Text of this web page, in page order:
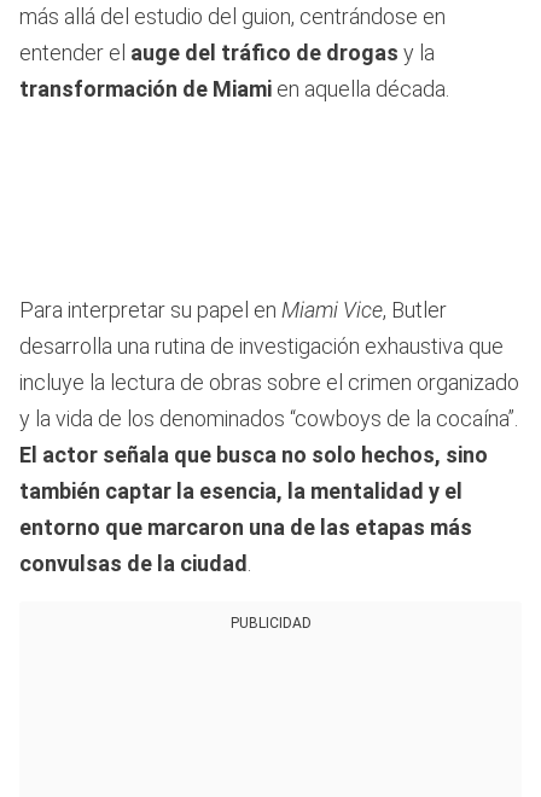
más allá del estudio del guion, centrándose en
entender el auge del tráfico de drogas y la
transformación de Miami en aquella década.
Para interpretar su papel en Miami Vice, Butler
desarrolla una rutina de investigación exhaustiva que
incluye la lectura de obras sobre el crimen organizado
y la vida de los denominados “cowboys de la cocaína”.
El actor señala que busca no solo hechos, sino
también captar la esencia, la mentalidad y el
entorno que marcaron una de las etapas más
convulsas de la ciudad
PUBLICIDAD